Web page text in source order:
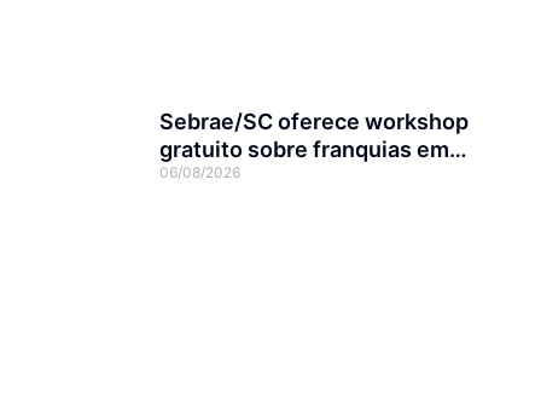
Sebrae/SC oferece workshop
gratuito sobre franquias em
Joinville
06/08/2026